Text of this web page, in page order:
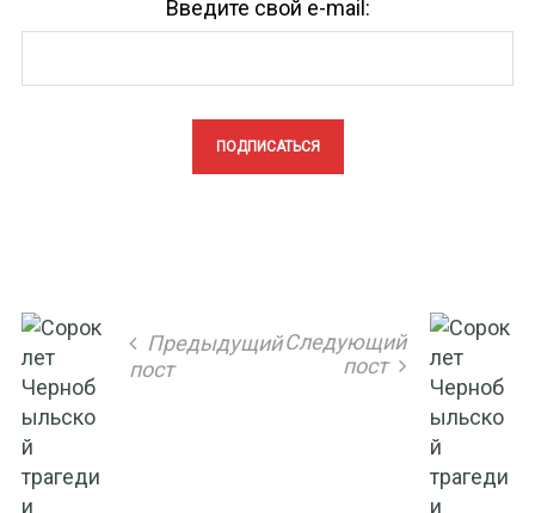
Введите свой e-mail:
Предыдущий
пост
Следующий
пост